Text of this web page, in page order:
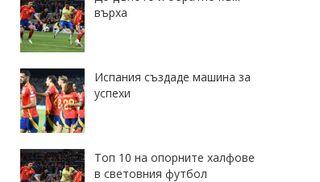
върха
Испания създаде машина за
успехи
Топ 10 на опорните халфове
в световния футбол